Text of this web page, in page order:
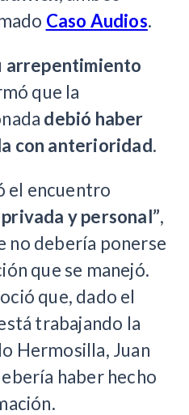
Caso Audios.
arrepentimiento
que la
debió haber
con anterioridad.
el encuentro
y personal”,
no debería ponerse
que se manejó.
que, dado el
trabajando la
Hermosilla, Juan
haber hecho